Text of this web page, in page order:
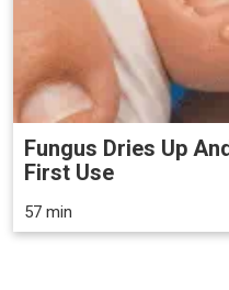
Fungus Dries Up
First Use
57 min